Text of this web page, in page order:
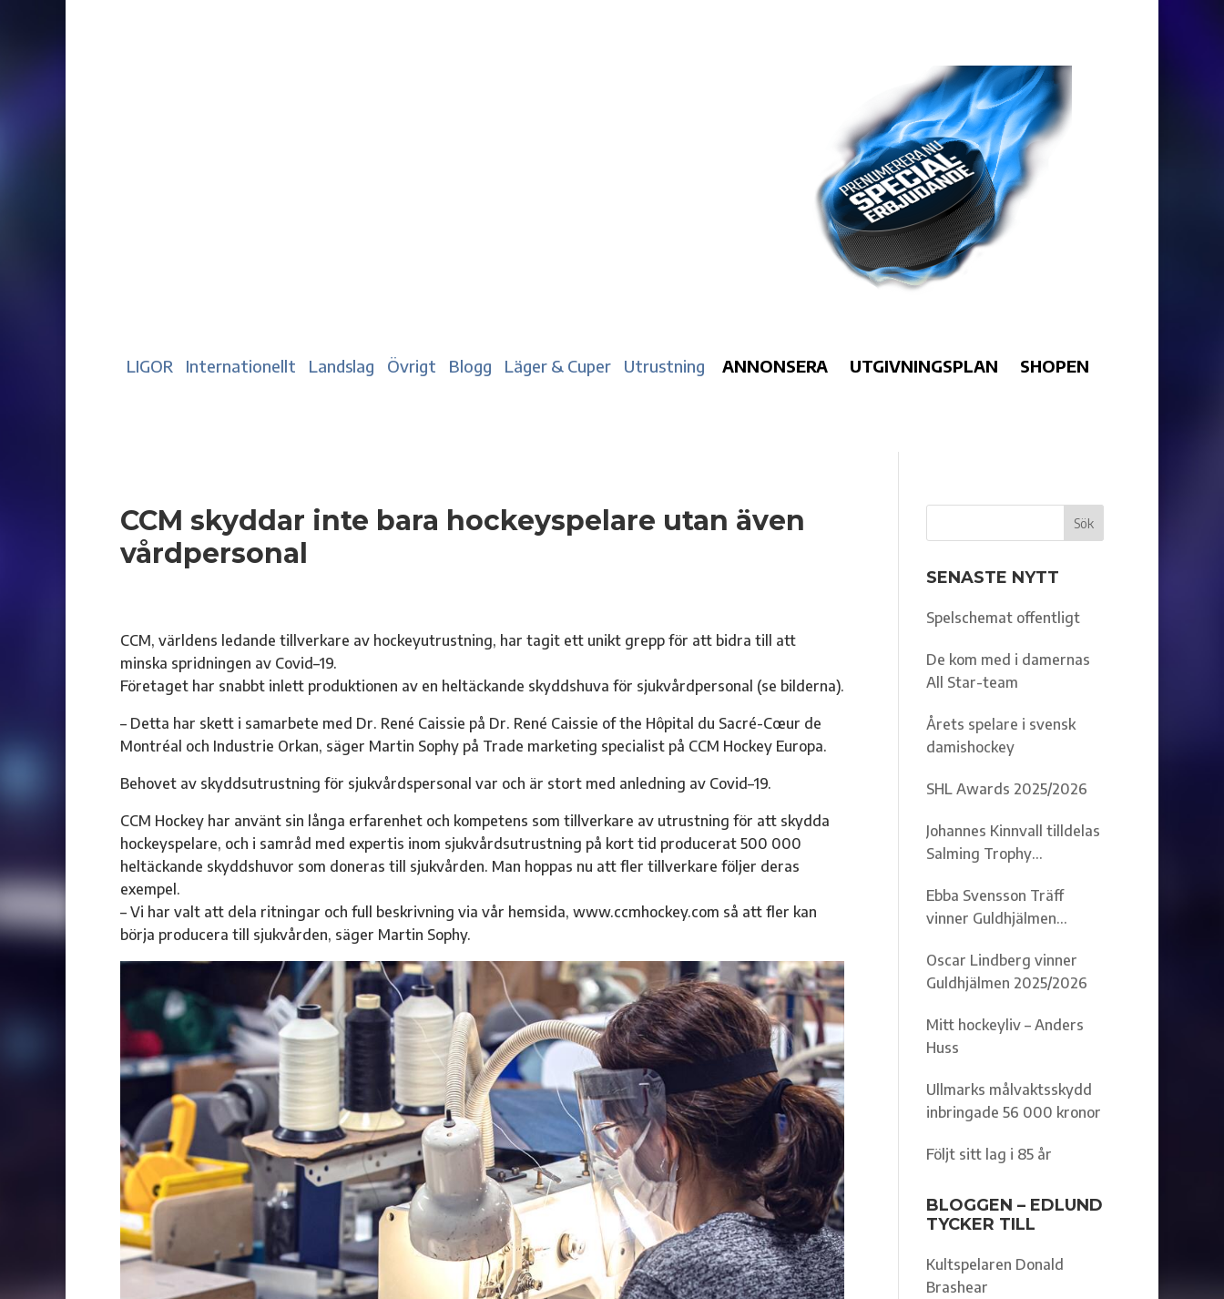
LIGOR Internationellt Landslag Övrigt Blogg Läger & Cuper Utrustning ANNONSERA UTGIVNINGSPLAN SHOPEN
CCM skyddar inte bara hockeyspelare utan även
vårdpersonal
CCM, världens ledande tillverkare av hockeyutrustning, har tagit ett unikt grepp för att bidra till att
minska spridningen av Covid–19.
Företaget har snabbt inlett produktionen av en heltäckande skyddshuva för sjukvårdpersonal (se bilderna).
– Detta har skett i samarbete med Dr. René Caissie på Dr. René Caissie of the Hôpital du Sacré-Cœur de
Montréal och Industrie Orkan, säger Martin Sophy på Trade marketing specialist på CCM Hockey Europa.
Behovet av skyddsutrustning för sjukvårdspersonal var och är stort med anledning av Covid–19.
CCM Hockey har använt sin långa erfarenhet och kompetens som tillverkare av utrustning för att skydda
hockeyspelare, och i samråd med expertis inom sjukvårdsutrustning på kort tid producerat 500 000
heltäckande skyddshuvor som doneras till sjukvården. Man hoppas nu att fler tillverkare följer deras
exempel.
– Vi har valt att dela ritningar och full beskrivning via vår hemsida, www.ccmhockey.com så att fler kan
börja producera till sjukvården, säger Martin Sophy.
SENASTE NYTT
Spelschemat offentligt
De kom med i damernas
All Star-team
Årets spelare i svensk
damishockey
SHL Awards 2025/2026
Johannes Kinnvall tilldelas
Salming Trophy
Ebba Svensson Träff
vinner Guldhjälmen
Oscar Lindberg vinner
Guldhjälmen 2025/2026
Mitt hockeyliv – Anders
Huss
Ullmarks målvaktsskydd
inbringade 56 000 kronor
Följt sitt lag i 85 år
BLOGGEN – EDLUND
TYCKER TILL
Kultspelaren Donald
Brashear